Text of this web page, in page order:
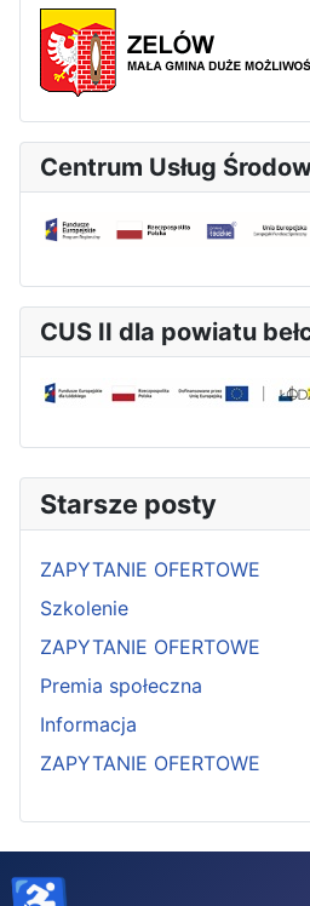
Centrum Usług
CUS II dla powiatu
Starsze posty
ZAPYTANIE OFERTOWE
Szkolenie
ZAPYTANIE OFERTOWE
Premia społeczna
Informacja
ZAPYTANIE OFERTOWE